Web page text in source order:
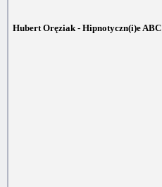
Hubert Oręziak - Hipnotyczn(i)e ABC